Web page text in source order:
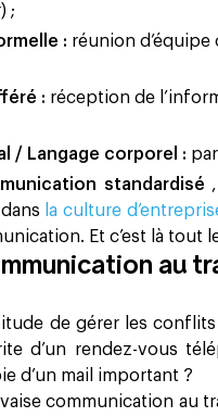
;
: réunion
: réception de
/ Langage corporel :
standardisé
la culture
Et c’est là tout
au
de gérer les
d’un rendez-vous
d’un mail important ?
communication au